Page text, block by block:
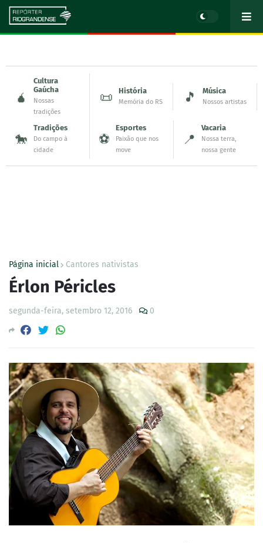
🧉
Cultura
Gaúcha
Nossas
tradições
📜 História
Memória do RS 🎵 Música
Nossos artistas
🐎
Tradições
Do campo à
cidade
⚽
Esportes
Paixão que nos
move
📍
Vacaria
Nossa terra,
nossa gente
Página inicial Cantores nativistas
Érlon Péricles
segunda-feira, setembro 12, 2016 0